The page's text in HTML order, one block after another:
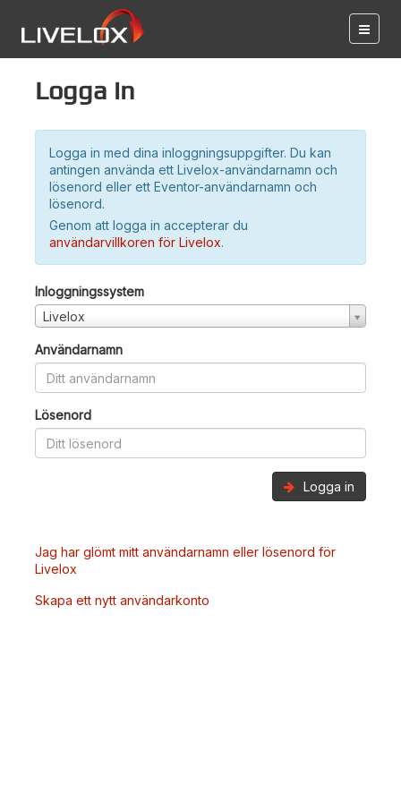
Logga in
Logga in med dina inloggningsuppgifter. Du kan
antingen använda ett Livelox-användarnamn och
lösenord eller ett Eventor-användarnamn och
lösenord.
Genom att logga in accepterar du
användarvillkoren för Livelox.
Inloggningssystem
Livelox
Användarnamn
Lösenord
Logga in
Jag har glömt mitt användarnamn eller lösenord för
Livelox
Skapa ett nytt användarkonto